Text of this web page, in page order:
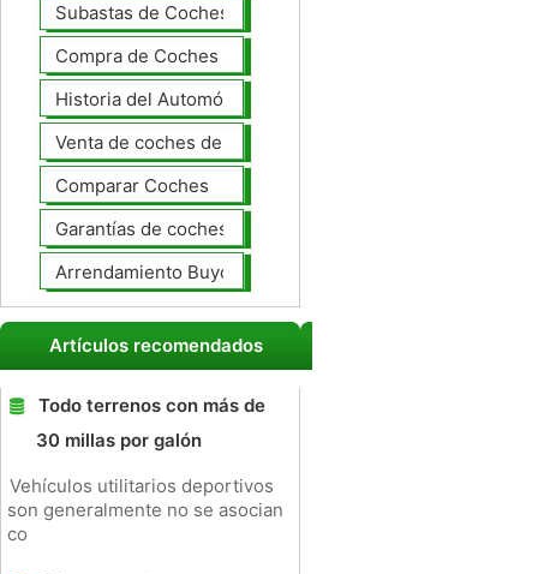
Subastas de Coches
Compra de Coches Basics
Historia del Automóvil
Venta de coches de lujo
Comparar Coches
Garantías de coches ampliado
Arrendamiento Buyout
Artículos recomendados
Todo terrenos con más de
30 millas por galón
Vehículos utilitarios deportivos
son generalmente no se asocian
co